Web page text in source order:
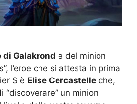
di Galakrond e del minion
l’eroe che si attesta in prima
S è Elise Cercastelle che,
“discoverare” un minion